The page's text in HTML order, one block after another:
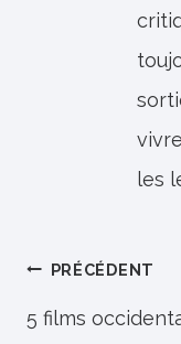
les
Navigation
de
PRÉCÉDENT
5 films